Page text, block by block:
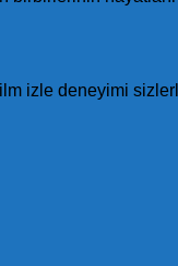
izle deneyimi